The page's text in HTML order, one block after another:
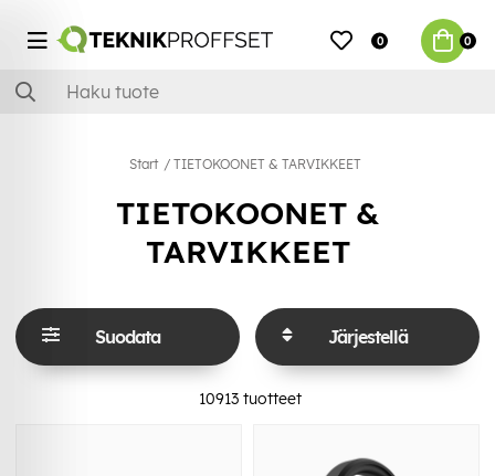
0 0
Start TIETOKOONET & TARVIKKEET
TIETOKOONET &
TARVIKKEET
Suodata Järjestellä
10913tuotteet